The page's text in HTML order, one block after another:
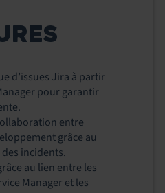
d’issues Jira à partir
pour garantir
entre
grâce au
incidents.
au lien entre les
Manager et les